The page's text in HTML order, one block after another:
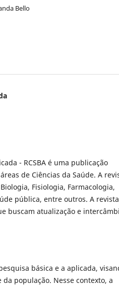
Bello
- RCSBA é uma publicação
de Ciências da Saúde. A
Fisiologia, Farmacologia,
pública, entre outros. A
buscam atualização e
básica e a aplicada,
população. Nesse contexto, a